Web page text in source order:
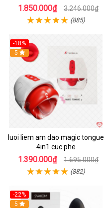
1.850.000₫ 3.246.000₫
(885)
-18%
Hot
5
luoi liem am dao magic tongue
4in1 cuc phe
1.390.000₫ 1.695.000₫
(882)
-22%
Hot
5